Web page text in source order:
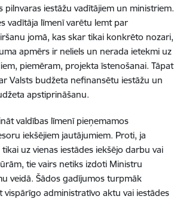
pilnvaras iestāžu vadītājiem un ministriem.
vadītāja līmenī varētu lemt par
jomā, kas skar tikai konkrēto nozari,
apmērs ir neliels un nerada ietekmi uz
piemēram, projekta īstenošanai. Tāpat
Valsts budžeta nefinansētu iestāžu un
apstiprināšanu.
valdības līmenī pieņemamos
iekšējiem jautājumiem. Proti, ja
uz vienas iestādes iekšējo darbu vai
tie vairs netiks izdoti Ministru
veidā. Šādos gadījumos turpmāk
vispārīgo administratīvo aktu vai iestādes